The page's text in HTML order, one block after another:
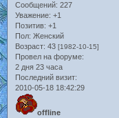
Сообщений: 227
Уважение: +1
Позитив: +1
Пол: Женский
Возраст: 43 [1982-10-15]
Провел на форуме:
2 дня 23 часа
Последний визит:
2010-05-18 18:42:29
offline